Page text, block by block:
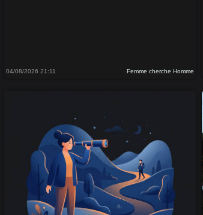
04/08/2026 21:11 Femme cherche Homme